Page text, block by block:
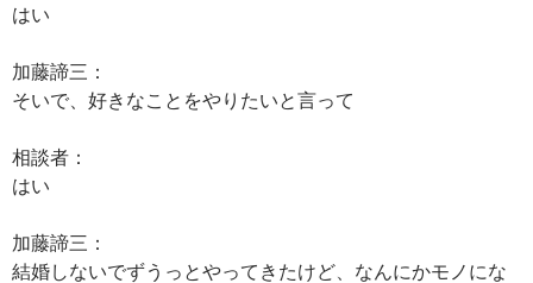
はい
加藤諦三：
そいで、好きなことをやりたいと言って
相談者：
はい
加藤諦三：
結婚しないでずうっとやってきたけど、なんにかモノにな